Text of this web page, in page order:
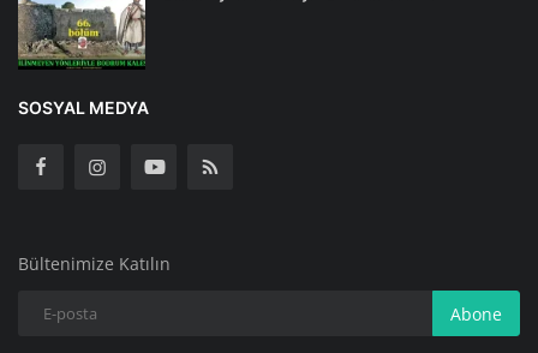
SOSYAL MEDYA
Bültenimize Katılın
Abone